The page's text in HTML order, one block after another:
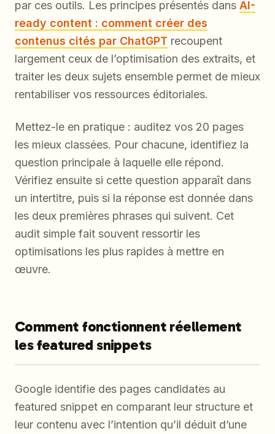
par ces outils. Les principes présentés dans AI-
ready content : comment créer des
contenus cités par ChatGPT recoupent
largement ceux de l’optimisation des extraits, et
traiter les deux sujets ensemble permet de mieux
rentabiliser vos ressources éditoriales.
Mettez-le en pratique : auditez vos 20 pages
les mieux classées. Pour chacune, identifiez la
question principale à laquelle elle répond.
Vérifiez ensuite si cette question apparaît dans
un intertitre, puis si la réponse est donnée dans
les deux premières phrases qui suivent. Cet
audit simple fait souvent ressortir les
optimisations les plus rapides à mettre en
œuvre.
Comment fonctionnent réellement
les featured snippets
Google identifie des pages candidates au
featured snippet en comparant leur structure et
leur contenu avec l’intention qu’il déduit d’une